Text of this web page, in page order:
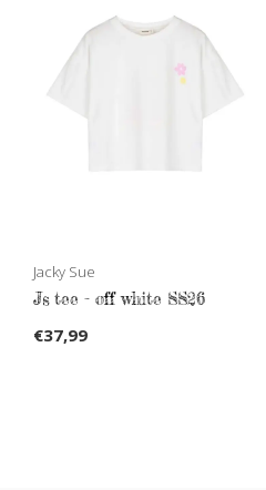
Jacky Sue
Js tee - off white SS26
€37,99